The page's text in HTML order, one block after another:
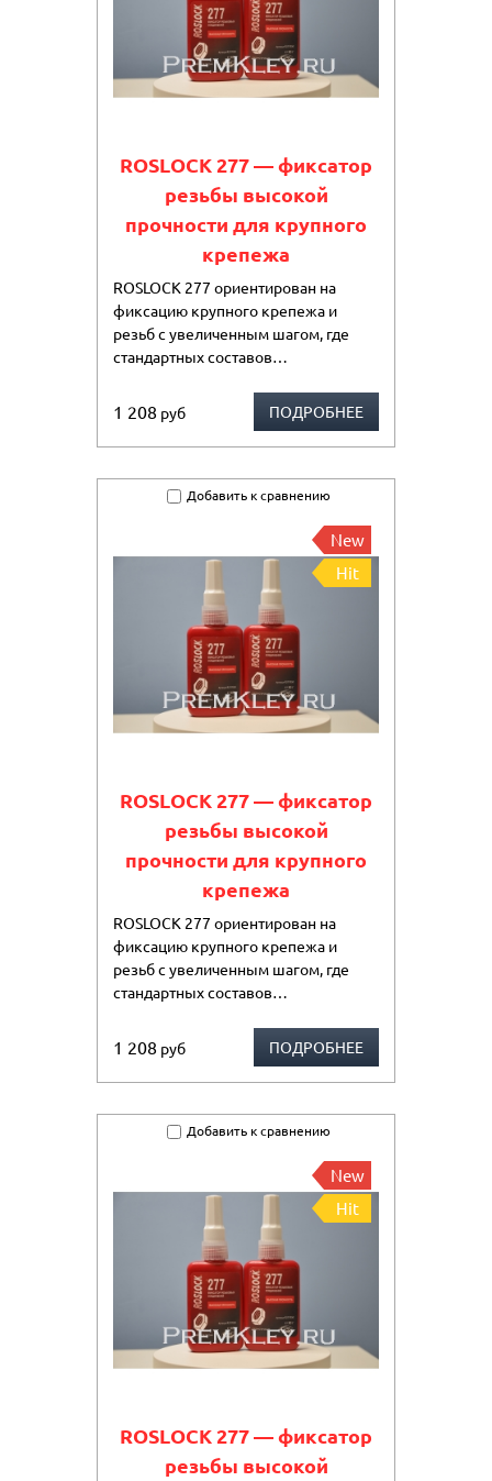
ROSLOCK 277 — фиксатор
резьбы высокой
прочности для крупного
крепежа
ROSLOCK 277 ориентирован на
фиксацию крупного крепежа и
резьб с увеличенным шагом, где
стандартных составов…
1 208 руб ПОДРОБНЕЕ
Добавить к сравнению
New
Hit
ROSLOCK 277 — фиксатор
резьбы высокой
прочности для крупного
крепежа
ROSLOCK 277 ориентирован на
фиксацию крупного крепежа и
резьб с увеличенным шагом, где
стандартных составов…
1 208 руб ПОДРОБНЕЕ
Добавить к сравнению
New
Hit
ROSLOCK 277 — фиксатор
резьбы высокой